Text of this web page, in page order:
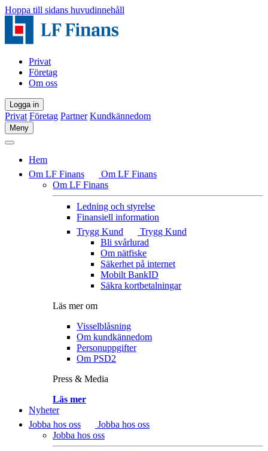
Hoppa till sidans huvudinnehåll
Privat
Företag
Om oss
Logga in
Privat Företag Partner Kundkännedom
Meny
Hem
Om LF Finans
Om LF Finans
Om LF Finans
Ledning och styrelse
Finansiell information
Trygg Kund
Trygg Kund
Bli svårlurad
Om nätfiske
Säkerhet på internet
Mobilt BankID
Säkra kortbetalningar
Läs mer om
Visselblåsning
Om kundkännedom
Personuppgifter
Om PSD2
Press & Media
Läs mer
Nyheter
Jobba hos oss
Jobba hos oss
Jobba hos oss